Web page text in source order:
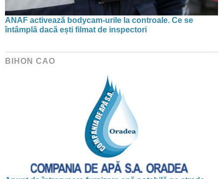
ANAF activează bodycam-urile la controale. Ce se
întâmplă dacă ești filmat de inspectori
BIHON CAO